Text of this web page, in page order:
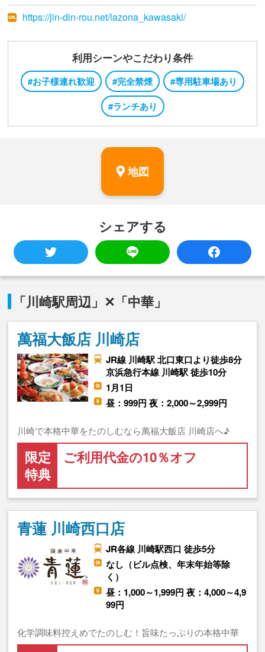
https://jin-din-rou.net/lazona_kawasaki/
利用シーンやこだわり条件
#お子様連れ歓迎 #完全禁煙
#専用駐車場あり
#ランチあり
地図
シェアする
「川崎駅周辺」✕「中華」
萬福大飯店 川崎店
JR線 川崎駅 北口東口より徒歩8分
京浜急行本線 川崎駅 徒歩10分
1月1日
昼：999円 夜：2,000～2,999円
川崎で本格中華をたのしむなら萬福大飯店 川崎店へ♪
限定
特典
ご利用代金の10％オフ
青蓮 川崎西口店
JR各線 川崎駅西口 徒歩5分
なし（ビル点検、年末年始等除
く）
昼：1,000～1,999円 夜：4,000～4,9
99円
化学調味料控えめでたのしむ！旨味たっぷりの本格中華